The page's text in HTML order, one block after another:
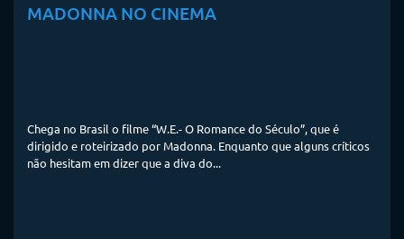
MADONNA NO CINEMA
Chega no Brasil o filme “W.E.- O Romance do Século”, que é
dirigido e roteirizado por Madonna. Enquanto que alguns críticos
não hesitam em dizer que a diva do...